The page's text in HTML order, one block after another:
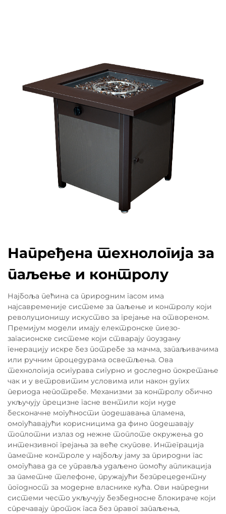
Напређена технологија за
паљење и контролу
Најбоља пећина са природним гасом има
најсавременије системе за паљење и контролу који
револуционишу искуство за грејање на отвореном.
Премијум модели имају електронске пиезо-
загасионске системе који стварају поуздану
генерацију искре без потребе за мачма, запаљивачима
или ручним процедурама осветљења. Ова
технологија осигурава сигурно и доследно покретање
чак и у ветровитим условима или након дугих
периода непотребе. Механизми за контролу обично
укључују прецизне гасне вентили који нуде
бесконачне могућности подешавања пламена,
омогућавајући корисницима да фино подешавају
топлотни излаз од нежне топлоте окружења до
интензивног грејања за веће скупове. Интеграција
паметне контроле у најбољу јаму за природни гас
омогућава да се управља удаљено помоћу апликација
за паметне телефоне, пружајући безпрецедентну
погодност за модерне власнике кућа. Ови напредни
системи често укључују безбедносне блокираче који
спречавају проток гаса без правог запаљења,